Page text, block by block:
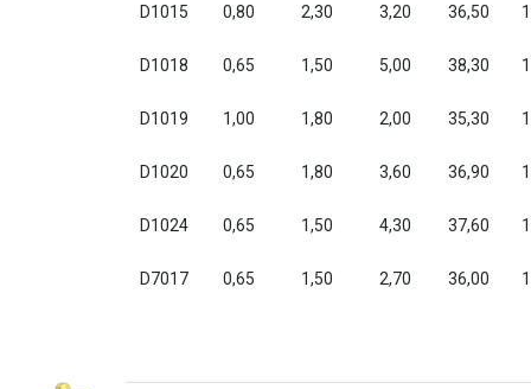
D1015 0,80 2,30 3,20 36,50
D1018 0,65 1,50 5,00 38,30
D1019 1,00 1,80 2,00 35,30
D1020 0,65 1,80 3,60 36,90
D1024 0,65 1,50 4,30 37,60
D7017 0,65 1,50 2,70 36,00